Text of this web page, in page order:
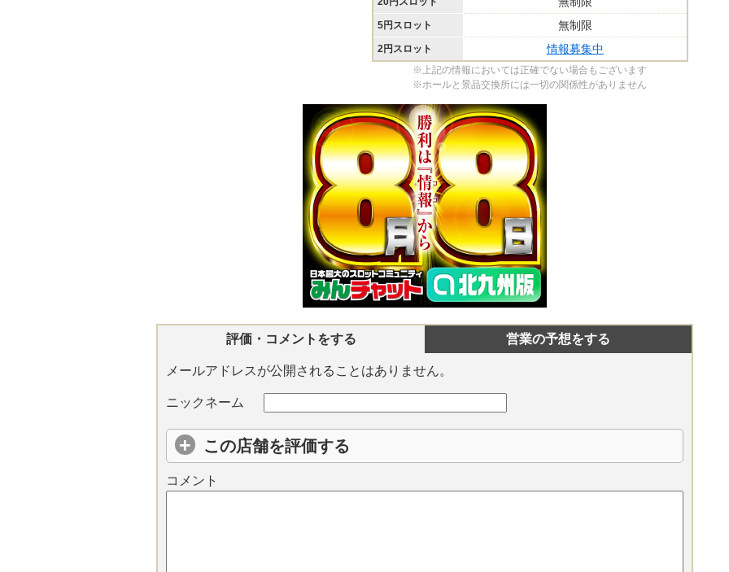
5円スロット 無制限
2円スロット 情報募集中
※上記の情報においては正確でない場合もございます
※ホールと景品交換所には一切の関係性がありません
評価・コメントをする 営業の予想をする
メールアドレスが公開されることはありません。
ニックネーム
この店舗を評価する
コメント